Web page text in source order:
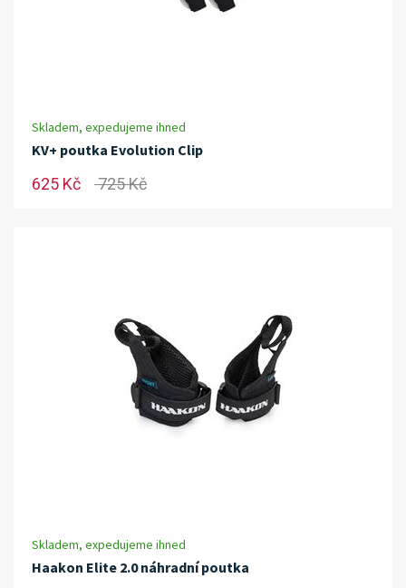
Skladem, expedujeme ihned
KV+ poutka Evolution Clip
625 Kč 725 Kč
Skladem, expedujeme ihned
Haakon Elite 2.0 náhradní poutka